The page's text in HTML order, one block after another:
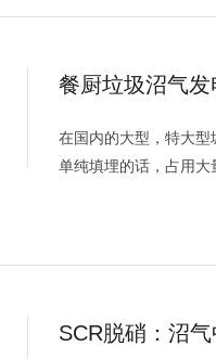
餐厨垃圾沼气
在国内的大型，特大型
单纯填埋的话，占用大
SCR脱硝：沼